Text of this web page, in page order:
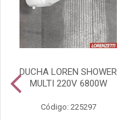
DUCHA LOREN SHOWER
MULTI 220V 6800W
Código: 225297